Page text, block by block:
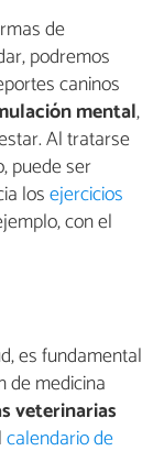
de
podremos
caninos
mental,
Al tratarse
puede ser
losejercicios
con el
es fundamental
de medicina
veterinarias
calendario de